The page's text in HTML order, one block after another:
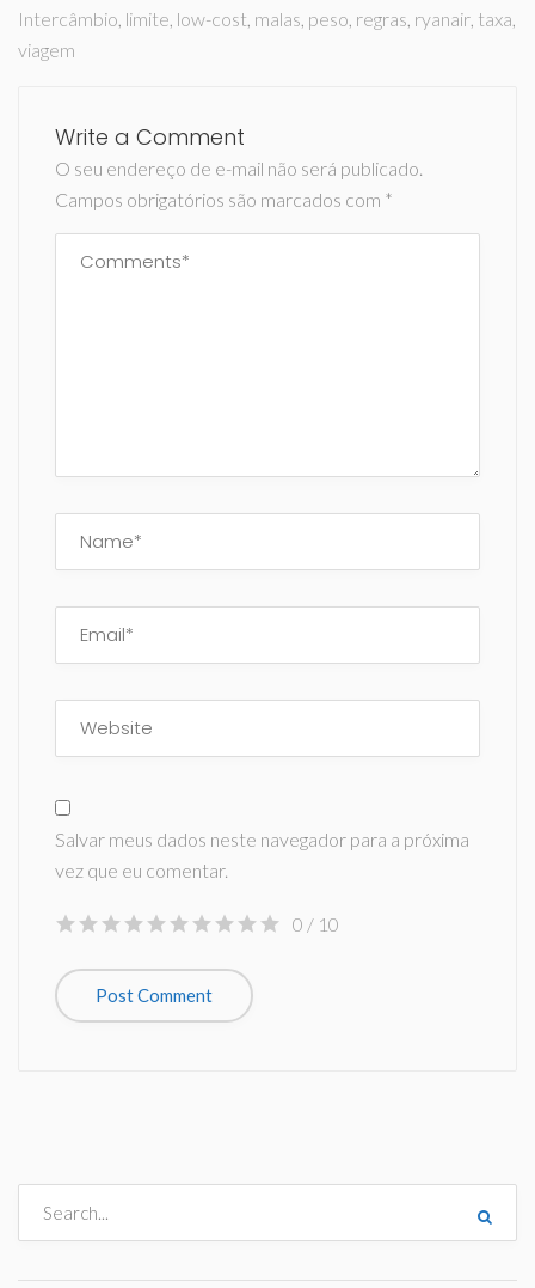
Intercâmbio limite low-cost malas peso regras ryanair taxa
viagem
Write a Comment
O seu endereço de e-mail não será publicado.
Campos obrigatórios são marcados com *
Salvar meus dados neste navegador para a próxima
vez que eu comentar.
0 / 10